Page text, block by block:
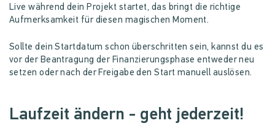
Live während dein Projekt startet, das bringt die richtige
Aufmerksamkeit für diesen magischen Moment.
Sollte dein Startdatum schon überschritten sein, kannst du es
vor der Beantragung der Finanzierungsphase entweder neu
setzen oder nach der Freigabe den Start manuell auslösen.
Laufzeit ändern - geht jederzeit!